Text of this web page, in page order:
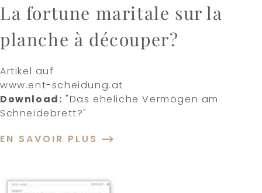
La fortune maritale sur la
planche à découper?
Artikel auf
www.ent-scheidung.at
Download: "Das eheliche Vermögen am
Schneidebrett?"
EN SAVOIR PLUS